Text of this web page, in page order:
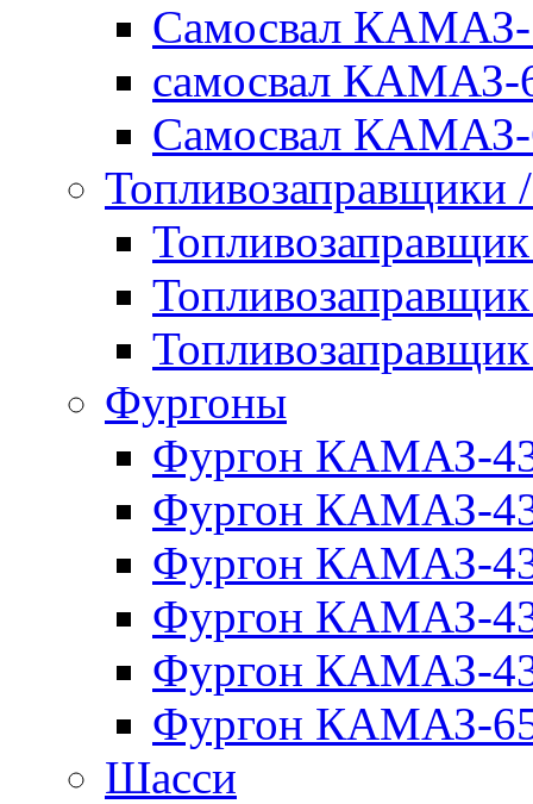
Самосвал КАМАЗ-
самосвал КАМАЗ-
Самосвал КАМАЗ-
Топливозаправщики
Фургоны
Фургон КАМАЗ-
Фургон КАМАЗ-
Фургон КАМАЗ-
Фургон КАМАЗ-
Фургон КАМАЗ-
Фургон КАМАЗ-
Шасси